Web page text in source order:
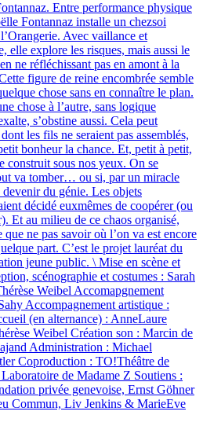
. Entre performance physique
Fontannaz installe un chezsoi
Avec vaillance et
elle explore les risques, mais aussi le
ne réfléchissant pas en amont à la
figure de reine encombrée semble
chose sans en connaître le plan.
chose à l’autre, sans logique
s’obstine aussi. Cela peut
les fils ne seraient pas assemblés,
bonheur la chance. Et, petit à petit,
construit sous nos yeux. On se
va tomber… ou si, par un miracle
du génie. Les objets
décidé euxmêmes de coopérer (ou
Et au milieu de ce chaos organisé,
ne pas savoir où l’on va est encore
part. C’est le projet lauréat du
jeune public. \ Mise en scène et
scénographie et costumes : Sarah
Weibel Accomapgnement
Accompagnement artistique :
(en alternance) : AnneLaure
Weibel Création son : Marcin de
Administration : Michael
Coproduction : TO!Théâtre de
de Madame Z Soutiens :
privée genevoise, Ernst Göhner
Commun, Liv Jenkins & MarieEve